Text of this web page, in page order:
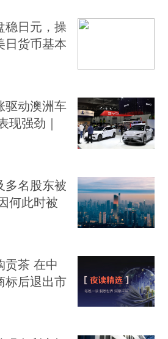
稳日元，操
日货币基本
驱动澳洲车
现强劲｜
多名股东被
何此时被
贡茶 在中
标后退出市